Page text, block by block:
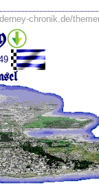
chronik.de/